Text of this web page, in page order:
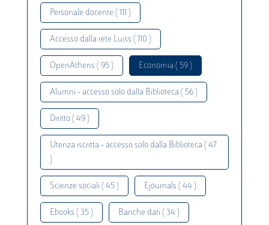
Personale docente ( 111 )
Accesso dalla rete Luiss ( 110 )
OpenAthens ( 95 ) Economia ( 59 )
Alumni - accesso solo dalla Biblioteca ( 56 )
Diritto ( 49 )
Utenza iscritta - accesso solo dalla Biblioteca ( 47
)
Scienze sociali ( 45 ) Ejournals ( 44 )
Ebooks ( 35 ) Banche dati ( 34 )